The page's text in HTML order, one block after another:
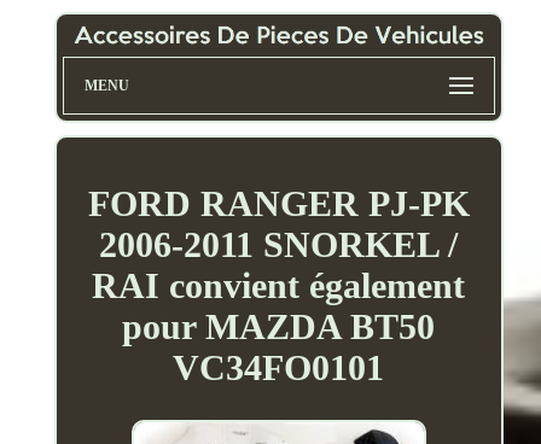
MENU
FORD RANGER PJ-PK
2006-2011 SNORKEL /
RAI convient également
pour MAZDA BT50
VC34FO0101